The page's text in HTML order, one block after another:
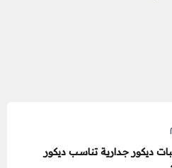
ديكور جدارية تناسب ديكور